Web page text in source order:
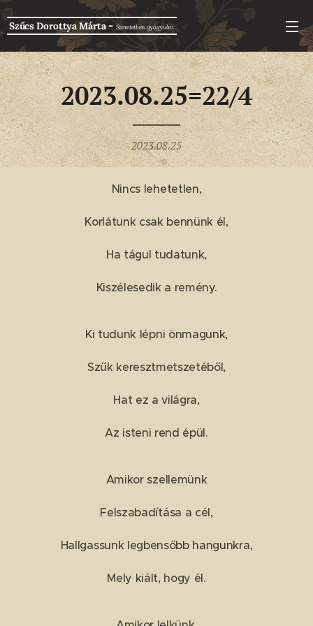
Szűcs Dorottya Márta-Szeretetben gyógyulni
2023.08.25=22/4
2023.08.25
Nincs lehetetlen,
Korlátunk csak bennünk él,
Ha tágul tudatunk,
Kiszélesedik a remény.
Ki tudunk lépni önmagunk,
Szűk keresztmetszetéből,
Hat ez a világra,
Az isteni rend épül.
Amikor szellemünk
Felszabadítása a cél,
Hallgassunk legbensőbb hangunkra,
Mely kiált, hogy él.